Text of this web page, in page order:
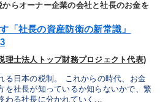
からオーナー企業の会社と社長のお金を
「社長の資産防衛の新常識」
理士法人トップ財務プロジェクト代表)
る日本の税制。 これからの時代、お金
を社長が知っているか知らないかで、繁
わる社長に分かれていく...